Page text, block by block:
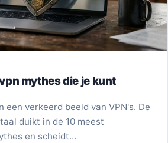
mythes die je kunt
een verkeerd beeld van VPN's. De
duikt in de 10 meest
en scheidt…